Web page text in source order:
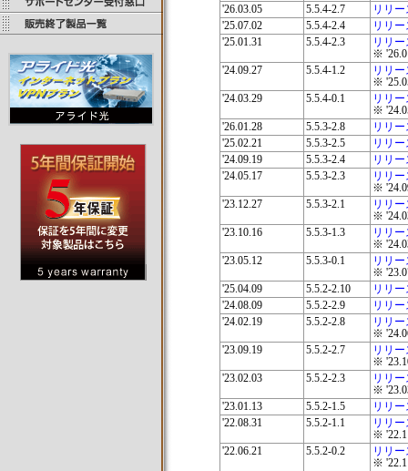
'26.03.05
5.5.4-2.7
リリ
'25.07.02
5.5.4-2.4
リリ
'25.01.31
5.5.4-2.3
リリ
※
'24.09.27
5.5.4-1.2
リリ
※
'24.03.29
5.5.4-0.1
リリ
※
'26.01.28
5.5.3-2.8
リリ
'25.02.21
5.5.3-2.5
リリ
'24.09.19
5.5.3-2.4
リリ
'24.05.17
5.5.3-2.3
リリ
※
'23.12.27
5.5.3-2.1
リリ
※
'23.10.16
5.5.3-1.3
リリ
※
'23.05.12
5.5.3-0.1
リリ
※
'25.04.09
5.5.2-2.10
リリ
'24.08.09
5.5.2-2.9
リリ
'24.02.19
5.5.2-2.8
リリ
※
'23.09.19
5.5.2-2.7
リリ
※
'23.02.03
5.5.2-2.3
リリ
※
'23.01.13
5.5.2-1.5
リリ
'22.08.31
5.5.2-1.1
リリ
※
'22.06.21
5.5.2-0.2
リリ
※